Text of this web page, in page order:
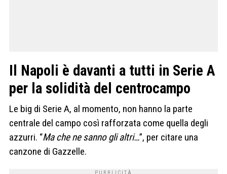
Il Napoli è davanti a tutti in Serie A
per la solidità del centrocampo
Le big di Serie A, al momento, non hanno la parte
centrale del campo così rafforzata come quella degli
azzurri. “Ma che ne sanno gli altri…”, per citare una
canzone di Gazzelle.